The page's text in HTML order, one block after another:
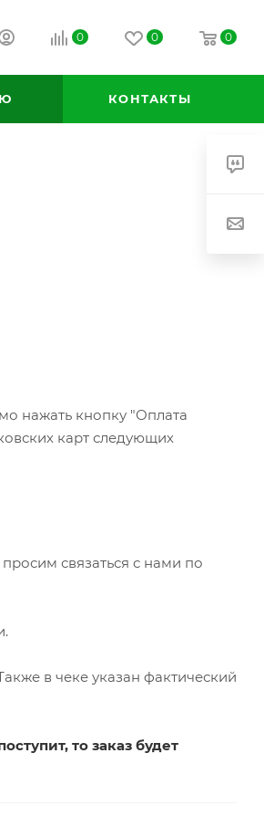
0 0 0
КОНТАКТЫ
нажать кнопку "Оплата
карт следующих
связаться с нами по
в чеке указан фактический
то заказ будет